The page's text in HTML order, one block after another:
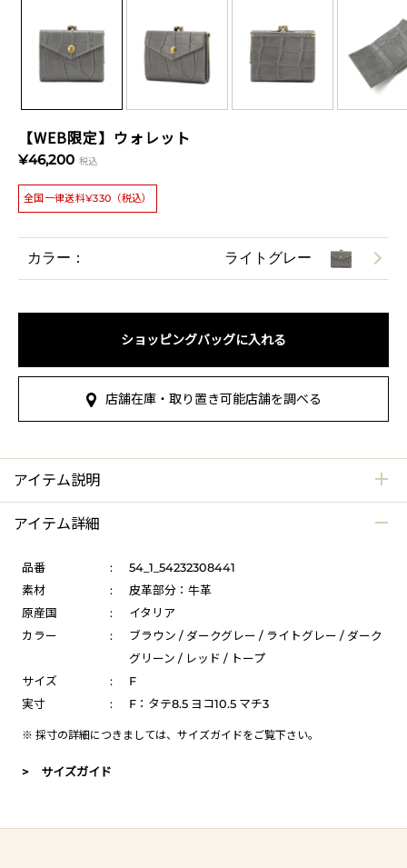
【WEB限定】ウォレット
¥46,200 税込
全国一律送料¥330（税込）
カラー： ライトグレー
ショッピングバッグに入れる
店舗在庫・取り置き可能店舗を調べる
アイテム説明
アイテム詳細
品番 :
54_1_54232308441
素材
:
皮革部分：牛革
原産国
:
イタリア
カラー
:
ブラウン / ダークグレー / ライトグレー / ダーク
グリーン / レッド / トープ
サイズ
:
F
実寸
: F：タテ8.5 ヨコ10.5 マチ3
※ 採寸の詳細につきましては、 サイズガイドをご覧下さい。
> サイズガイド